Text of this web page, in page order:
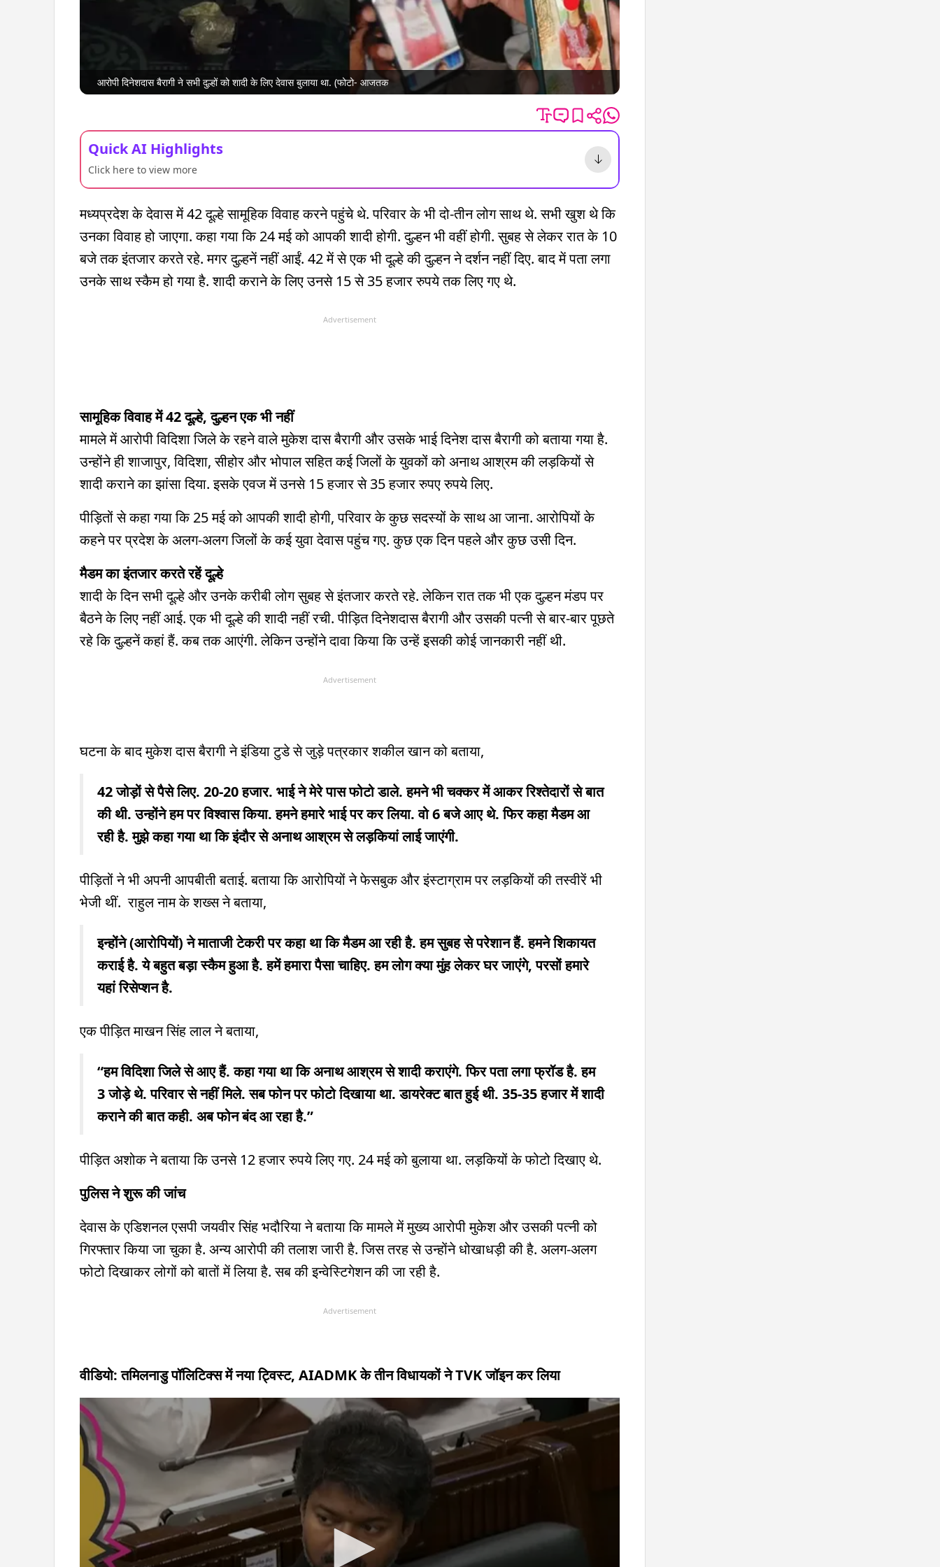
आरोपी दिनेशदास बैरागी ने सभी दुल्हों को शादी के लिए देवास बुलाया था. (फोटो- आजतक
Quick AI Highlights
Click here to view more
मध्यप्रदेश के देवास में 42 दूल्हे सामूहिक विवाह करने पहुंचे थे. परिवार के भी दो-तीन लोग साथ थे. सभी खुश थे कि
उनका विवाह हो जाएगा. कहा गया कि 24 मई को आपकी शादी होगी. दुल्हन भी वहीं होगी. सुबह से लेकर रात के 10
बजे तक इंतजार करते रहे. मगर दुल्हनें नहीं आईं. 42 में से एक भी दूल्हे की दुल्हन ने दर्शन नहीं दिए. बाद में पता लगा
उनके साथ स्कैम हो गया है. शादी कराने के लिए उनसे 15 से 35 हजार रुपये तक लिए गए थे.
Advertisement
सामूहिक विवाह में 42 दूल्हे, दुल्हन एक भी नहीं
मामले में आरोपी विदिशा जिले के रहने वाले मुकेश दास बैरागी और उसके भाई दिनेश दास बैरागी को बताया गया है.
उन्होंने ही शाजापुर, विदिशा, सीहोर और भोपाल सहित कई जिलों के युवकों को अनाथ आश्रम की लड़कियों से
शादी कराने का झांसा दिया. इसके एवज में उनसे 15 हजार से 35 हजार रुपए रुपये लिए.
पीड़ितों से कहा गया कि 25 मई को आपकी शादी होगी, परिवार के कुछ सदस्यों के साथ आ जाना. आरोपियों के
कहने पर प्रदेश के अलग-अलग जिलों के कई युवा देवास पहुंच गए. कुछ एक दिन पहले और कुछ उसी दिन.
मैडम का इंतजार करते रहें दूल्हे
शादी के दिन सभी दूल्हे और उनके करीबी लोग सुबह से इंतजार करते रहे. लेकिन रात तक भी एक दुल्हन मंडप पर
बैठने के लिए नहीं आई. एक भी दूल्हे की शादी नहीं रची. पीड़ित दिनेशदास बैरागी और उसकी पत्नी से बार-बार पूछते
रहे कि दुल्हनें कहां हैं. कब तक आएंगी. लेकिन उन्होंने दावा किया कि उन्हें इसकी कोई जानकारी नहीं थी.
Advertisement
घटना के बाद मुकेश दास बैरागी ने इंडिया टुडे से जुड़े पत्रकार शकील खान को बताया,
42 जोड़ों से पैसे लिए. 20-20 हजार. भाई ने मेरे पास फोटो डाले. हमने भी चक्कर में आकर रिश्तेदारों से बात
की थी. उन्होंने हम पर विश्वास किया. हमने हमारे भाई पर कर लिया. वो 6 बजे आए थे. फिर कहा मैडम आ
रही है. मुझे कहा गया था कि इंदौर से अनाथ आश्रम से लड़कियां लाई जाएंगी.
पीड़ितों ने भी अपनी आपबीती बताई. बताया कि आरोपियों ने फेसबुक और इंस्टाग्राम पर लड़कियों की तस्वीरें भी
भेजी थीं. राहुल नाम के शख्स ने बताया,
इन्होंने (आरोपियों) ने माताजी टेकरी पर कहा था कि मैडम आ रही है. हम सुबह से परेशान हैं. हमने शिकायत
कराई है. ये बहुत बड़ा स्कैम हुआ है. हमें हमारा पैसा चाहिए. हम लोग क्या मुंह लेकर घर जाएंगे, परसों हमारे
यहां रिसेप्शन है.
एक पीड़ित माखन सिंह लाल ने बताया,
“हम विदिशा जिले से आए हैं. कहा गया था कि अनाथ आश्रम से शादी कराएंगे. फिर पता लगा फ्रॉड है. हम
3 जोड़े थे. परिवार से नहीं मिले. सब फोन पर फोटो दिखाया था. डायरेक्ट बात हुई थी. 35-35 हजार में शादी
कराने की बात कही. अब फोन बंद आ रहा है.”
पीड़ित अशोक ने बताया कि उनसे 12 हजार रुपये लिए गए. 24 मई को बुलाया था. लड़कियों के फोटो दिखाए थे.
पुलिस ने शुरू की जांच
देवास के एडिशनल एसपी जयवीर सिंह भदौरिया ने बताया कि मामले में मुख्य आरोपी मुकेश और उसकी पत्नी को
गिरफ्तार किया जा चुका है. अन्य आरोपी की तलाश जारी है. जिस तरह से उन्होंने धोखाधड़ी की है. अलग-अलग
फोटो दिखाकर लोगों को बातों में लिया है. सब की इन्वेस्टिगेशन की जा रही है.
Advertisement
वीडियो: तमिलनाडु पॉलिटिक्स में नया ट्विस्ट, AIADMK के तीन विधायकों ने TVK जॉइन कर लिया